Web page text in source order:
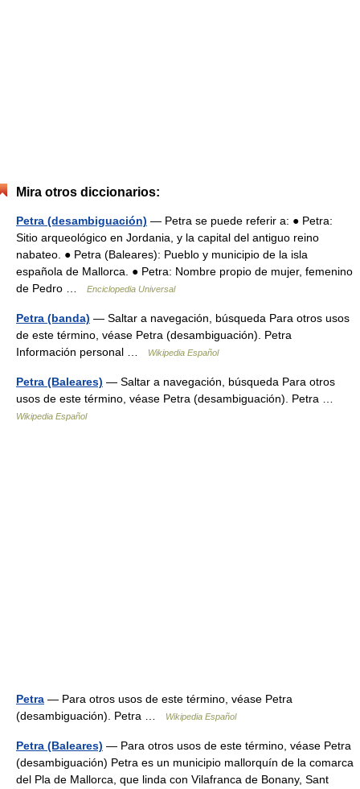
Mira otros diccionarios:
Petra (desambiguación) — Petra se puede referir a: ● Petra:
Sitio arqueológico en Jordania, y la capital del antiguo reino
nabateo. ● Petra (Baleares): Pueblo y municipio de la isla
española de Mallorca. ● Petra: Nombre propio de mujer, femenino
de Pedro …
Enciclopedia Universal
Petra (banda) — Saltar a navegación, búsqueda Para otros usos
de este término, véase Petra (desambiguación). Petra
Información personal …
Wikipedia Español
Petra (Baleares) — Saltar a navegación, búsqueda Para otros
usos de este término, véase Petra (desambiguación). Petra …
Wikipedia Español
Petra — Para otros usos de este término, véase Petra
(desambiguación). Petra …
Wikipedia Español
Petra (Baleares) — Para otros usos de este término, véase Petra
(desambiguación) Petra es un municipio mallorquín de la comarca
del Pla de Mallorca, que linda con Vilafranca de Bonany, Sant